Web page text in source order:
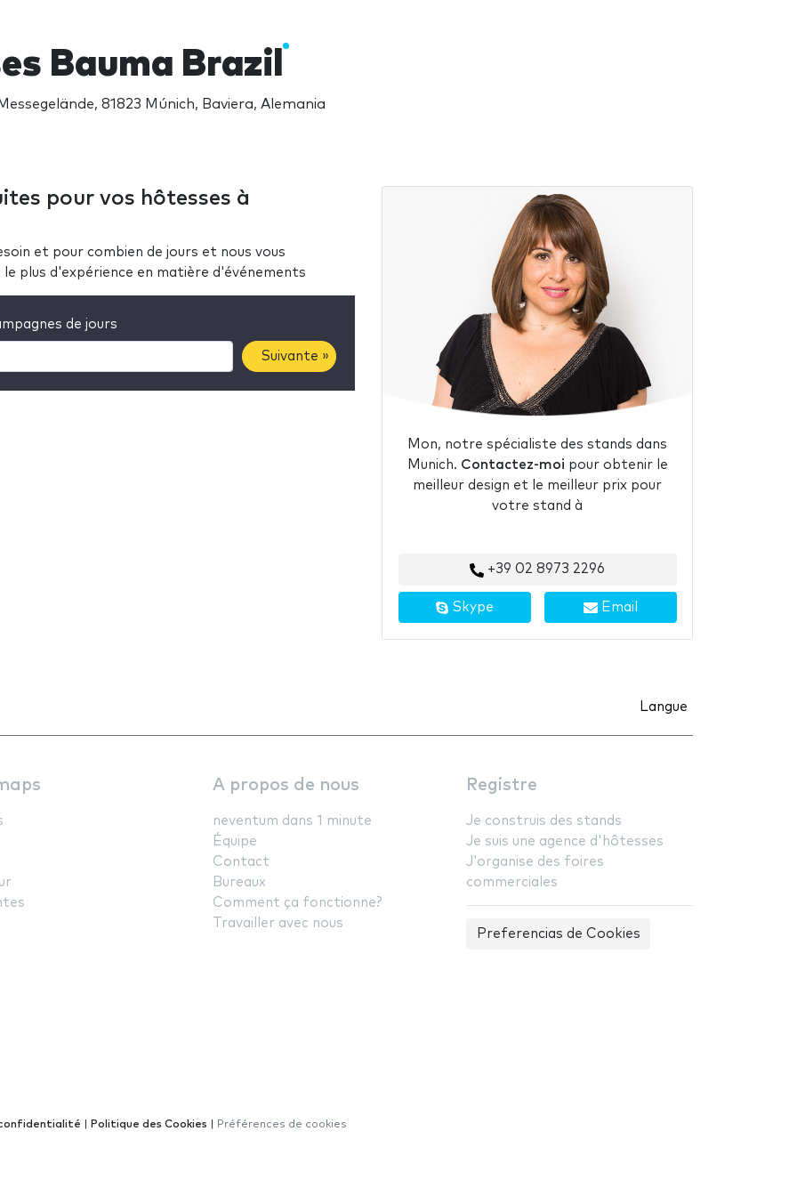
Bauma Brazil
81823 Múnich, Baviera, Alemania
pour vos hôtesses à
et pour combien de jours et nous vous
plus d'expérience en matière d'événements
de jours
Suivante »
Mon, notre spécialiste des stands dans
Munich. Contactez-moi pour obtenir le
meilleur design et le meilleur prix pour
votre stand à
+39 02 8973 2296
Skype Email
Langue
A propos de nous
neventum dans 1 minute
Équipe
Contact
Bureaux
Comment ça fonctionne?
Travailler avec nous
Registre
Je construis des stands
Je suis une agence d'hôtesses
J'organise des foires
commerciales
Preferencias de Cookies
Politique des Cookies Préférences de cookies